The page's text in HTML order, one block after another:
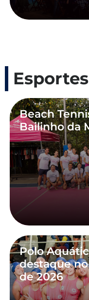
Esportes
Beach
Bailinho da
Polo
destaque
de 2026